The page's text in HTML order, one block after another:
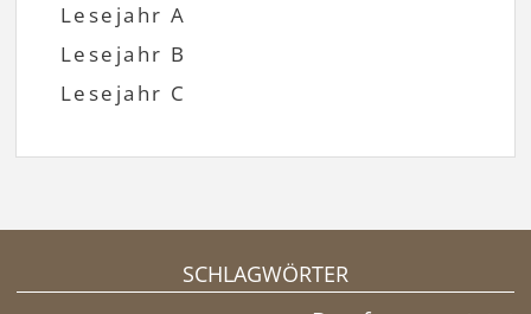
Lesejahr A
Lesejahr B
Lesejahr C
SCHLAGWÖRTER